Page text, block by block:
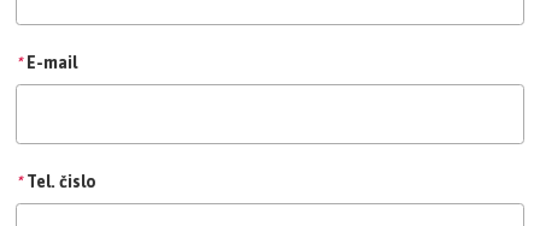
* E-mail
* Tel. čislo